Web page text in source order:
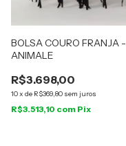
BOLSA COURO FRANJA -
ANIMALE
R$3.698,00
10x de R$369,80 sem juros
R$3.513,10 com Pix